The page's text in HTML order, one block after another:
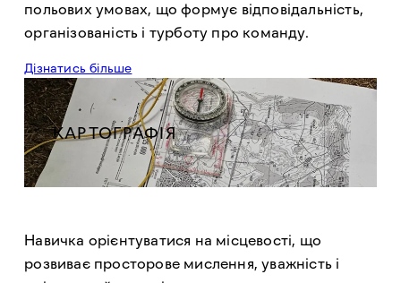
польових умовах, що формує відповідальність,
організованість і турботу про команду.
Дізнатись більше
КАРТОГРАФІЯ
Навичка орієнтуватися на місцевості, що
розвиває просторове мислення, уважність і